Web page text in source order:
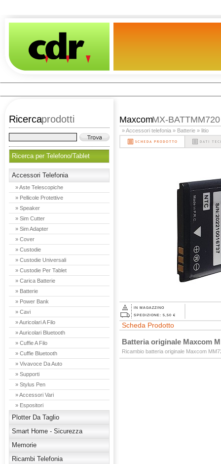
Ricercaprodotti
Ricerca per Telefono/Tablet
Accessori Telefonia
» Aste Telescopiche
» Pellicole Protettive
» Speaker
» Sim Cutter
» Sim Adapter
» Cover
» Custodie
» Custodie Universali
» Custodie Per Tablet
» Carica Batterie
» Batterie
» Power Bank
» Cavi
» Auricolari A Filo
» Auricolari Bluetooth
» Cuffie A Filo
» Cuffie Bluetooth
» Vivavoce Da Auto
» Supporti
» Stylus Pen
» Accessori Vari
» Espositori
Plotter Da Taglio
Smart Home - Sicurezza
Memorie
Ricambi Telefonia
MaxcomMX-BATTMM720
» Accessori telefonia » Batterie » litio
IN MAGAZZINO
SPEDIZIONE: 5,50 €
Scheda Prodotto
Batteria originale Maxcom
Ricambio batteria originale Maxcom